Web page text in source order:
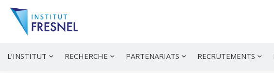
à
navigation
principale
au
contenu
principal
à
barre
latérale
Institut
innovation
en
L’INSTITUT RECHERCHE PARTENARIATS RECRUTEMENTS